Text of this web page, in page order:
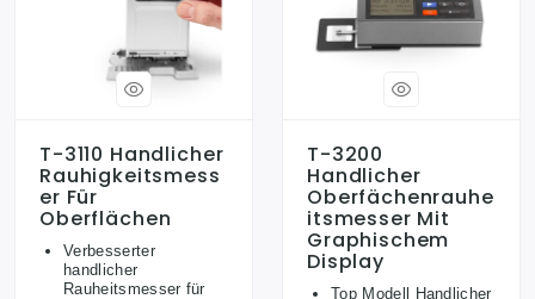
T-3110 Handlicher
Rauhigkeitsmess
Er Für
Oberflächen
Verbesserter
handlicher
Rauheitsmesser für
T-3200
Handlicher
Oberfächenrauhe
Itsmesser Mit
Graphischem
Display
Top Modell Handlicher